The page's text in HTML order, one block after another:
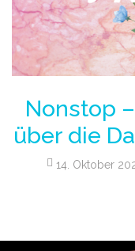
Nonstop
über die
14. Oktober